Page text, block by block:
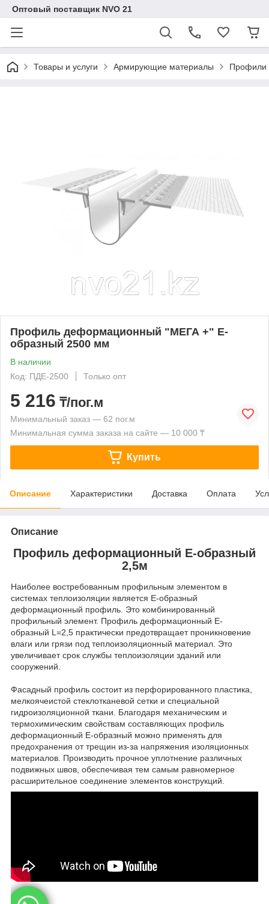
Оптовый поставщик NVO 21
Товары и услуги Армирующие материалы Профили
Профиль деформационный "МЕГА +" Е-
образный 2500 мм
В наличии
Код: ПДЕ-2500
Только опт
5 216 ₸/пог.м
Минимальный заказ — 62 пог.м
Минимальная сумма заказа на сайте — 10 000 ₸
Купить
Описание Характеристики Доставка Оплата
Описание
Профиль деформационный Е-образный
2,5м
Наиболее востребованным профильным элементом в
системах теплоизоляции является Е-образный
деформационный профиль. Это комбинированный
профильный элемент. Профиль деформационный Е-
образный L=2,5 практически предотвращает проникновение
влаги или грязи под теплоизоляционный материал. Это
увеличивает срок службы теплоизоляции зданий или
сооружений.
Фасадный профиль состоит из перфорированного пластика,
мелкоячеистой стеклотканевой сетки и специальной
гидроизоляционной ткани. Благодаря механическим и
термохимическим свойствам составляющих профиль
деформационный Е-образный можно применять для
предохранения от трещин из-за напряжения изоляционных
материалов. Производить прочное уплотнение различных
подвижных швов, обеспечивая тем самым равномерное
расширительное соединение элементов конструкций.